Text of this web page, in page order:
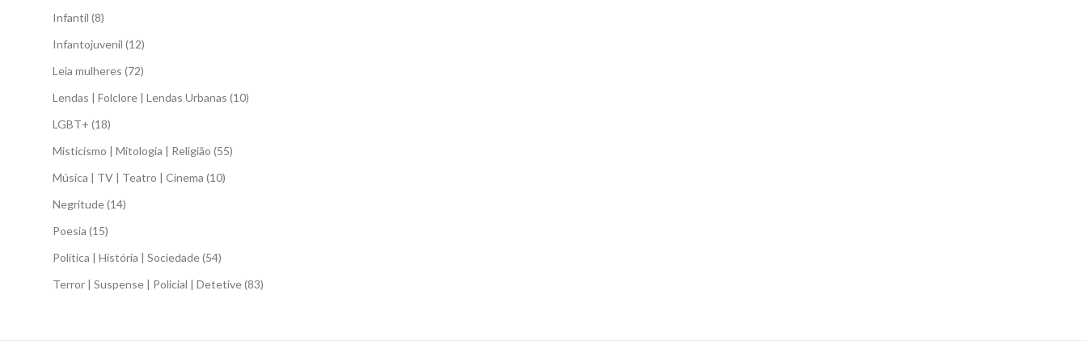
Infantil (8)
Infantojuvenil (12)
Leia mulheres (72)
Lendas | Folclore | Lendas Urbanas (10)
LGBT+ (18)
Misticismo | Mitologia | Religião (55)
Música | TV | Teatro | Cinema (10)
Negritude(14)
Poesia (15)
Política | História | Sociedade(54)
Terror | Suspense | Policial | Detetive(83)